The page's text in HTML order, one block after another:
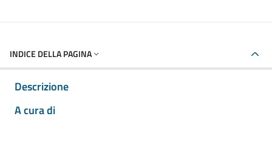
INDICE DELLA PAGINA
Descrizione
A cura di